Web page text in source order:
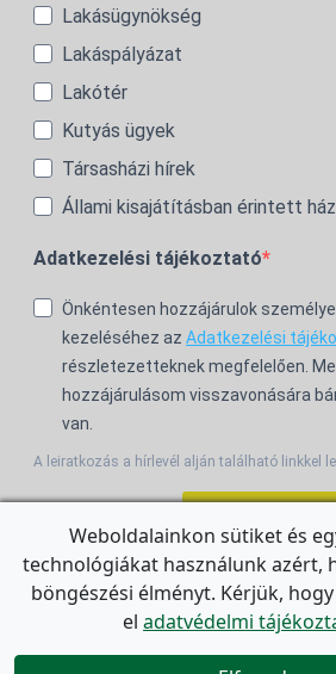
Lakásügynökség
Lakáspályázat
Lakótér
Kutyás ügyek
Társasházi hírek
Állami kisajátításban érintett
Adatkezelési tájékoztató
Önkéntesen hozzájárulok
kezeléséhez az Adatkezelési
részletezetteknek megfelelően.
hozzájárulásom visszavonására
van.
A leiratkozás a hírlevél alján található linkkel
For the English Newsletter, click
Weboldalainkon sütiket és
technológiákat használunk azért,
böngészési élményt. Kérjük,
el adatvédelmi